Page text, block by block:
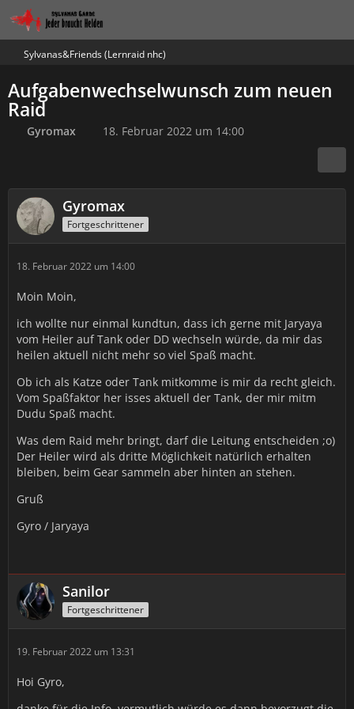
Sylvanas&Friends (Lernraid nhc)
Aufgabenwechselwunsch zum neuen
Raid
Gyromax 18. Februar 2022 um 14:00
Gyromax
Fortgeschrittener
18. Februar 2022 um 14:00
Moin Moin,
ich wollte nur einmal kundtun, dass ich gerne mit Jaryaya
vom Heiler auf Tank oder DD wechseln würde, da mir das
heilen aktuell nicht mehr so viel Spaß macht.
Ob ich als Katze oder Tank mitkomme is mir da recht gleich.
Vom Spaßfaktor her isses aktuell der Tank, der mir mitm
Dudu Spaß macht.
Was dem Raid mehr bringt, darf die Leitung entscheiden ;o)
Der Heiler wird als dritte Möglichkeit natürlich erhalten
bleiben, beim Gear sammeln aber hinten an stehen.
Gruß
Gyro / Jaryaya
Sanilor
Fortgeschrittener
19. Februar 2022 um 13:31
Hoi Gyro,